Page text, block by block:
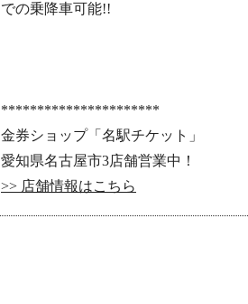
での乗降車可能!!
**********************
金券ショップ「名駅チケット」
愛知県名古屋市3店舗営業中！
>> 店舗情報はこちら